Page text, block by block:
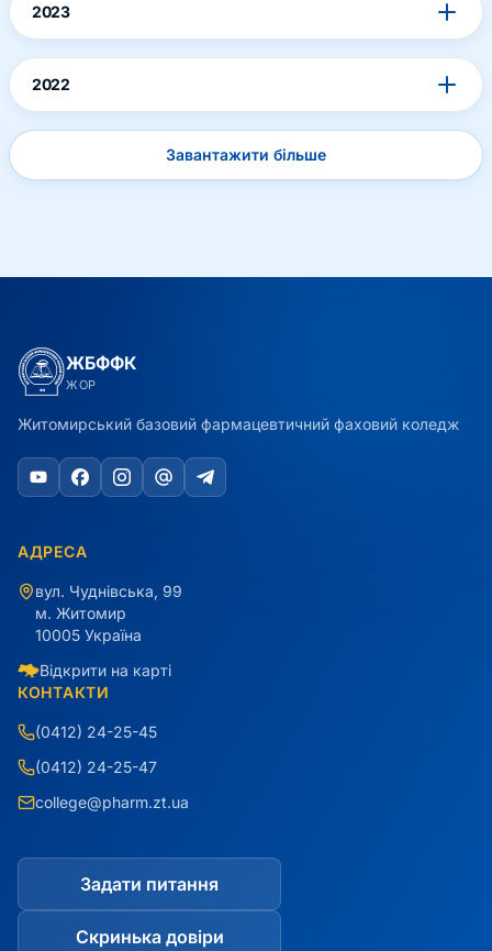
2023
2022
Завантажити більше
ЖБФФК
ЖОР
Житомирський базовий фармацевтичний фаховий коледж
АДРЕСА
вул. Чуднівська, 99
м. Житомир
10005 Україна
Відкрити на карті
КОНТАКТИ
(0412) 24-25-45
(0412) 24-25-47
college@pharm.zt.ua
Задати питання
Скринька довіри